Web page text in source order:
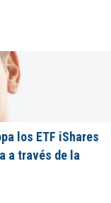
los ETF iShares
a través de la